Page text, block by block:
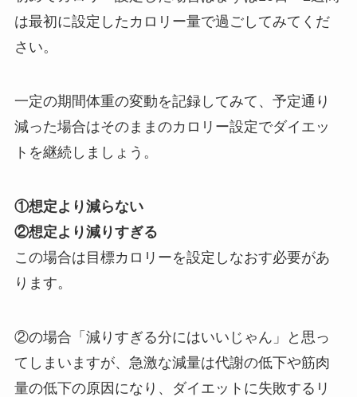
は最初に設定したカロリー量で過ごしてみてくだ
さい。
一定の期間体重の変動を記録してみて、予定通り
減った場合はそのままのカロリー設定でダイエッ
トを継続しましょう。
①想定より減らない
②想定より減りすぎる
この場合は目標カロリーを設定しなおす必要があ
ります。
②の場合「減りすぎる分にはいいじゃん」と思っ
てしまいますが、急激な減量は代謝の低下や筋肉
量の低下の原因になり、ダイエットに失敗するリ